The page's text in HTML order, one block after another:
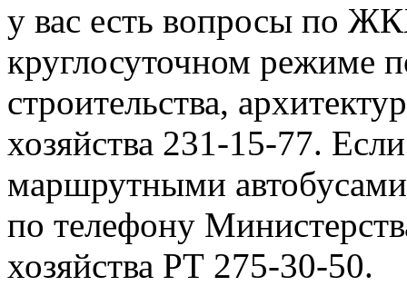
у вас есть вопросы по
круглосуточном режиме
строительства,
хозяйства 231-15-77.
маршрутными
по телефону
хозяйства РТ 275-30-50.